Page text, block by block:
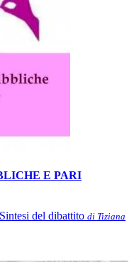
E PARI
del dibattito di Tiziana